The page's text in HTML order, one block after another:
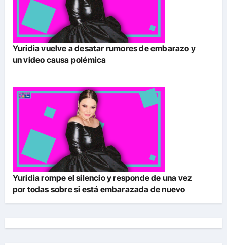
Yuridia vuelve a desatar rumores de embarazo y
un video causa polémica
Yuridia rompe el silencio y responde de una vez
por todas sobre si está embarazada de nuevo